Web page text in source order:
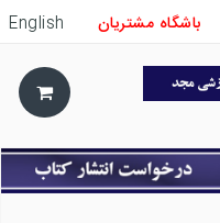
باشگاه مشتریان English